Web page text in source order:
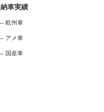
納車実績
欧州車
アメ車
国産車